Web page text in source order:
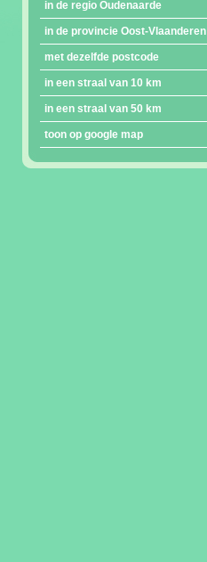
in de regio Oudenaarde
in de provincie Oost-Vlaanderen
met dezelfde postcode
in een straal van 10 km
in een straal van 50 km
toon op google map